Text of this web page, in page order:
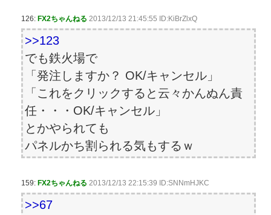
126: FX2ちゃんねる 2013/12/13 21:45:55 ID:KiBrZlxQ
>>123
でも鉄火場で
「発注しますか？ OK/キャンセル」
「これをクリックすると云々かんぬん責
任・・・OK/キャンセル」
とかやられても
パネルかち割られる気もするｗ
159: FX2ちゃんねる 2013/12/13 22:15:39 ID:SNNmHJKC
>>67